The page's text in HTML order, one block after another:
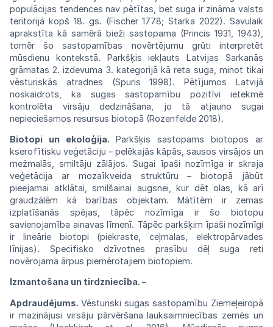
populācijas tendencesnav pētītas, bet suga ir zināma valsts
teritorijā kopš 18. gs. (Fischer1778;Starka 2022). Savulaik
aprakstīta kā samērā bieži sastopama (Princis 1931,
1943),
tomēr
šosastopamības novērtējumu grūti interpretēt
mūsdienu kontekstā. Parkšķis iekļauts Latvijas Sarkanās
grāmatas 2. izdevuma 3. kategorijā kā reta suga, minot tikai
vēsturiskās atradnes (Spuris 1998). Pētījumos Latvijā
noskaidrots, ka sugassastopamībupozitīvi ietekmē
kontrolēta virsāju dedzināšana, jo tā atjauno
sugai
nepieciešamos resursus biotopā (Rozenfelde 2018).
Biotopi un ekoloģija. Parkšķis sastopams biotopos ar
kserofītisku veģetāciju – pelēkajās kāpās, sausos virsājos un
mežmalās,smiltāju zālājos. Sugai īpaši nozīmīga irskraja
veģetācija ar mozaīkveida struktūru –biotopā jābūt
pieejamai atklātai, smilšainai augsnei, kur dēt olas, kā arī
graudzālēm kā barības objektam. Mātītēm ir zemas
izplatīšanās spējas, tāpēc nozīmīga ir šo biotopu
savienojamība ainavas līmenī. Tāpēc parkšķim īpaši nozīmīgi
ir lineārie biotopi (piekraste,ceļmalas, elektropārvades
līnijas). Specifiskodzīvotnes prasību dēļ suga reti
novērojama ārpus piemērotajiem biotopiem.
Izmantošana un tirdzniecība. –
Apdraudējums. Vēsturiski sugas sastopamību Ziemeļeiropā
ir mazinājusi virsāju pārvēršana lauksaimniecības zemēs un